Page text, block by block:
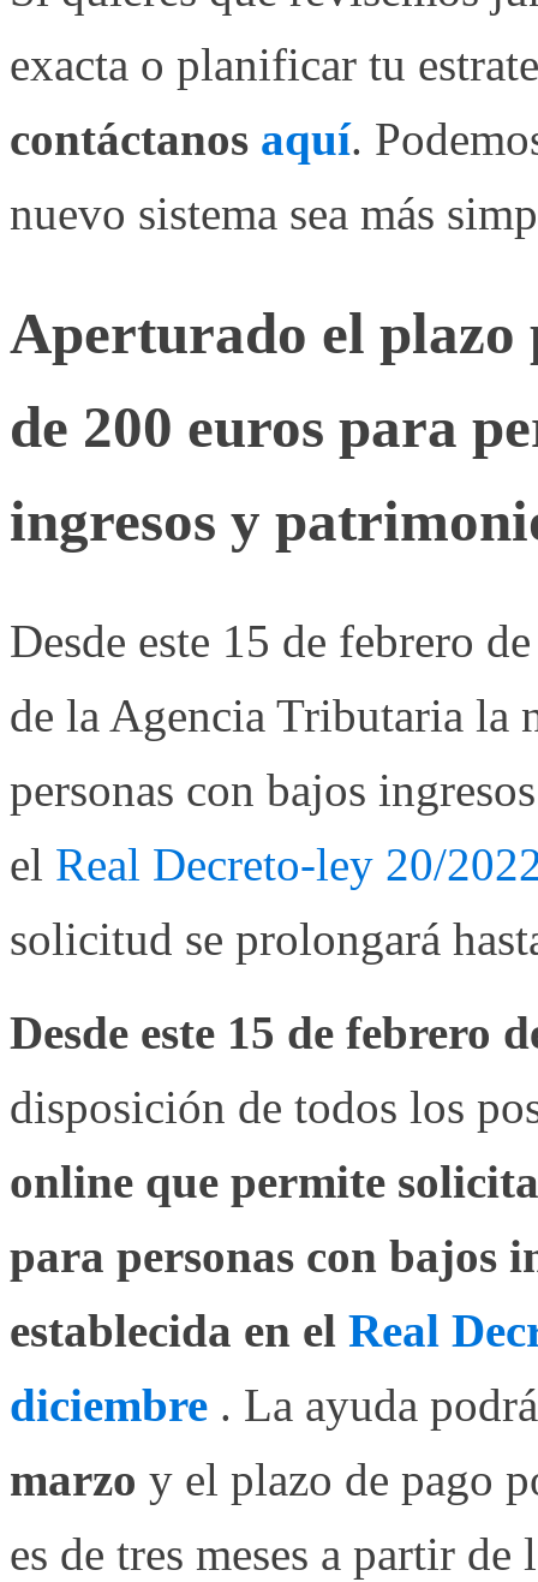
exacta o planificar tu
contáctanos aquí.
nuevo sistema sea más
Aperturado el plazo
de 200 euros para
ingresos y
Desde este 15 de febrero
de la Agencia Tributaria la
personas con bajos
el Real Decreto-ley 20/
solicitud se prolongará
Desde este 15 de febrero
disposición de todos los
online que permite
para personas con bajos
establecida en el Real
diciembre . La ayuda
marzo y el plazo de pago
es de tres meses a partir